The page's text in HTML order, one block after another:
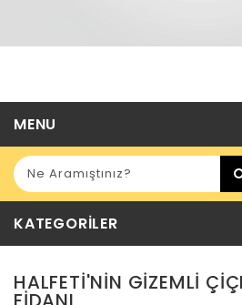
MENU
KATEGORILER
HALFETI'NIN GIZEMLI